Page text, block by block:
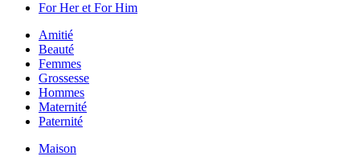
For Her et For Him
Amitié
Beauté
Femmes
Grossesse
Hommes
Maternité
Paternité
Maison